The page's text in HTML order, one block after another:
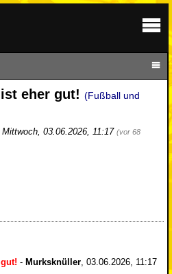
eher gut! (Fußball und
Mittwoch, 03.06.2026, 11:17 (vor 68
- Murksknüller, 03.06.2026, 11:17